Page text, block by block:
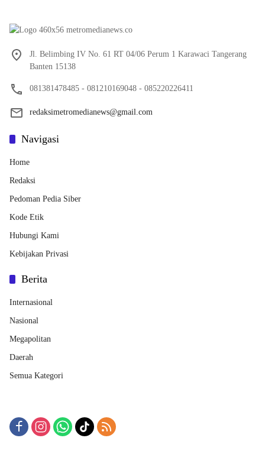
Jl. Belimbing IV No. 61 RT 04/06 Perum 1 Karawaci Tangerang
Banten 15138
081381478485 - 081210169048 - 085220226411
redaksimetromedianews@gmail.com
Navigasi
Home
Redaksi
Pedoman Pedia Siber
Kode Etik
Hubungi Kami
Kebijakan Privasi
Berita
Internasional
Nasional
Megapolitan
Daerah
Semua Kategori